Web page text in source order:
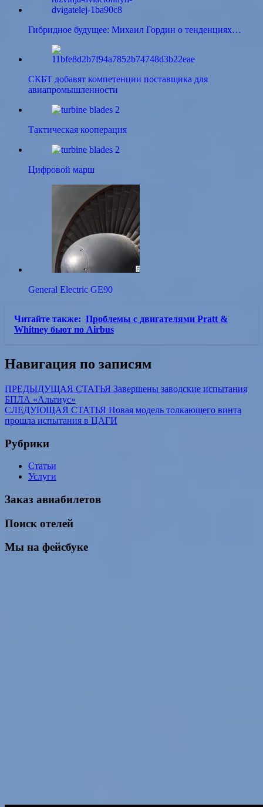
Гибридное будущее: Михаил Гордин о тенденциях…
СКБТ добавят компетенции поставщика для
авиапромышленности
Тактическая кооперация
Цифровой марш
General Electric GE90
Читайте также: Проблемы с двигателями Pratt &
Whitney бьют по Airbus
Навигация по записям
ПРЕДЫДУЩАЯ СТАТЬЯ Завершены заводские испытания
БПЛА «Альтиус»
СЛЕДУЮЩАЯ СТАТЬЯ Новая модель толкающего винта
прошла испытания в ЦАГИ
Рубрики
Статьи
Услуги
Заказ авиабилетов
Поиск отелей
Мы на фейсбуке